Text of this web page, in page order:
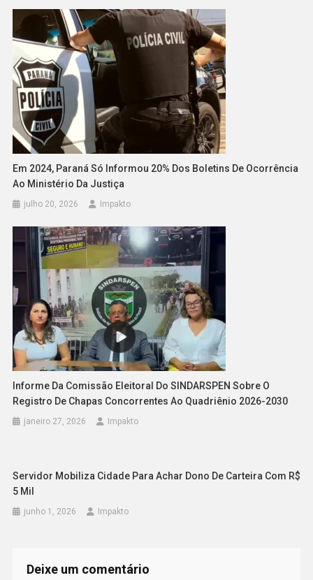
Em 2024, Paraná Só Informou 20% Dos Boletins De Ocorrência
Ao Ministério Da Justiça
julho 20, 2026 Impakto
Informe Da Comissão Eleitoral Do SINDARSPEN Sobre O
Registro De Chapas Concorrentes Ao Quadriênio 2026-2030
janeiro 27, 2026 Impakto
Servidor Mobiliza Cidade Para Achar Dono De Carteira Com R$
5 Mil
junho 1, 2026 Impakto
Deixe um comentário